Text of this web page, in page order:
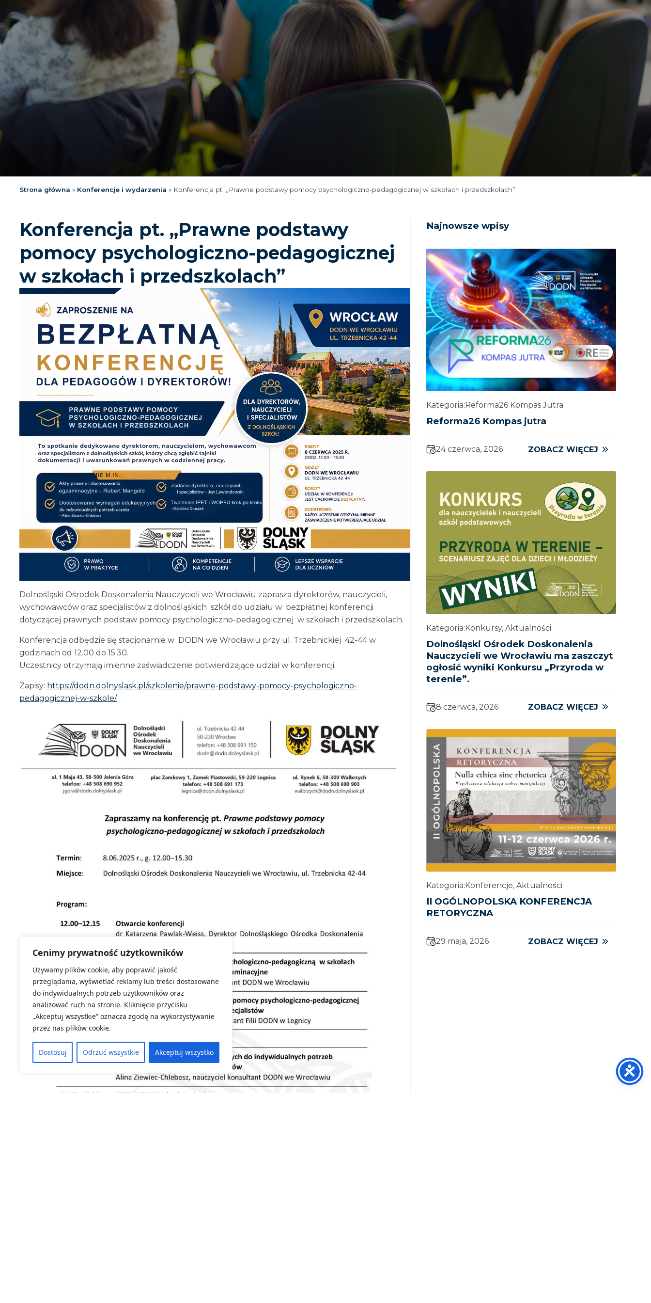
Cenimy prywatność użytkowników
Używamy plików cookie, aby poprawić jakość
przeglądania, wyświetlać reklamy lub treści dostosowane
do indywidualnych potrzeb użytkowników oraz
analizować ruch na stronie. Kliknięcie przycisku
„Akceptuj wszystkie” oznacza zgodę na wykorzystywanie
przez nas plików cookie.
Dostosuj Odrzuć wszystkie Akceptuj wszystko
Strona główna » Konferencje i wydarzenia » Konferencja pt. „Prawne podstawy pomocy psychologiczno-pedagogicznej w szkołach i przedszkolach”
Konferencja pt. „Prawne podstawy
pomocy psychologiczno-pedagogicznej
w szkołach i przedszkolach”
Dolnośląski Ośrodek Doskonalenia Nauczycieli we Wrocławiu zaprasza dyrektorów, nauczycieli,
wychowawców oraz specjalistów z dolnośląskich szkół do udziału w bezpłatnej konferencji
dotyczącej prawnych podstaw pomocy psychologiczno-pedagogicznej w szkołach i przedszkolach.
Konferencja odbędzie się stacjonarnie w DODN we Wrocławiu przy ul. Trzebnickiej 42-44 w
godzinach od 12.00 do 15.30.
Uczestnicy otrzymają imienne zaświadczenie potwierdzające udział w konferencji.
Zapisy: https://dodn.dolnyslask.pl/szkolenie/prawne-podstawy-pomocy-psychologiczno-
pedagogicznej-w-szkole/
Najnowsze wpisy
Kategoria: Reforma26 Kompas Jutra
Reforma26 Kompas jutra
24 czerwca, 2026 ZOBACZ WIĘCEJ
Kategoria:Konkursy, Aktualności
Dolnośląski Ośrodek Doskonalenia
Nauczycieli we Wrocławiu ma zaszczyt
ogłosić wyniki Konkursu „Przyroda w
terenie”.
8 czerwca, 2026 ZOBACZ WIĘCEJ
Kategoria:Konferencje, Aktualności
II OGÓLNOPOLSKA KONFERENCJA
RETORYCZNA
29 maja, 2026 ZOBACZ WIĘCEJ